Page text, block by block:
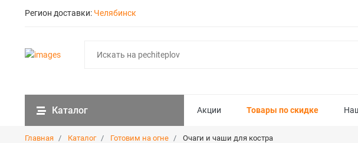
Регион доставки: Челябинск
Каталог Акции Товары по скидке
Главная Каталог Готовим на огне Очаги и чаши для костра